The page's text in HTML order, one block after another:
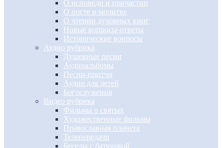
О исповеди и причастии
О посте и молитве
О чтении духовных книг
Новые вопросы-ответы
Исторические вопросы
Аудио рубрика
Душевные песни
Аудиоальбомы
Песни-притчи
Аудио для детей
Богослужения
Видео рубрика
Фильмы о святых
Художественные фильмы
Православная планета
Телепередачи
Беседы с батюшкой